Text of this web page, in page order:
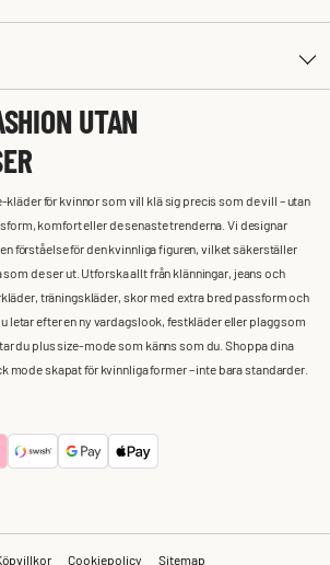
UTAN
kläder för kvinnor som vill klä sig precis som de vill – utan
komfort eller de senaste trenderna. Vi designar
förståelse för den kvinnliga figuren, vilket säkerställer
de ser ut. Utforska allt från klänningar, jeans och
träningskläder, skor med extra bred passform och
letar efter en ny vardagslook, festkläder eller plagg som
du plus size-mode som känns som du. Shoppa dina
mode skapat för kvinnliga former – inte bara standarder.
Cookiepolicy Sitemap